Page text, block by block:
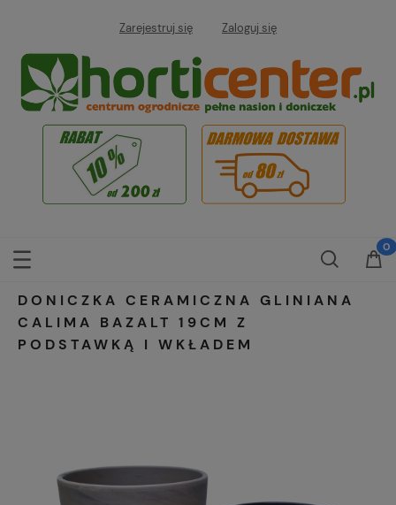
Zarejestruj się Zaloguj się
DONICZKA CERAMICZNA GLINIANA
CALIMA BAZALT 19CM Z
PODSTAWKĄ I WKŁADEM